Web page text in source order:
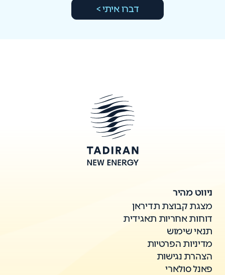
דברו איתי >
ניווט מהיר
מצגת קבוצת תדיראן
דוחות אחריות תאגידית
תנאי שימוש
מדיניות הפרטיות
הצהרת נגישות
פאנל סולארי